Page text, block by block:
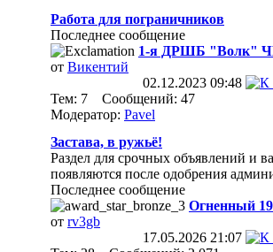
Работа для пограничников
Последнее сообщение
1-я ДРШБ "Волк"
от Викентий
02.12.2023 09:48
Тем: 7 Сообщений: 47
Модератор: Pavel
Застава, в ружьё!
Раздел для срочных объявлений и
появляются после одобрения
Последнее сообщение
Огненный
от rv3gb
17.05.2026 21:07